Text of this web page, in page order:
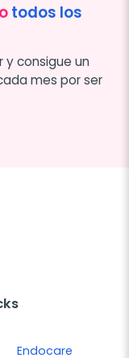
todos los
consigue un
mes por ser
Endocare